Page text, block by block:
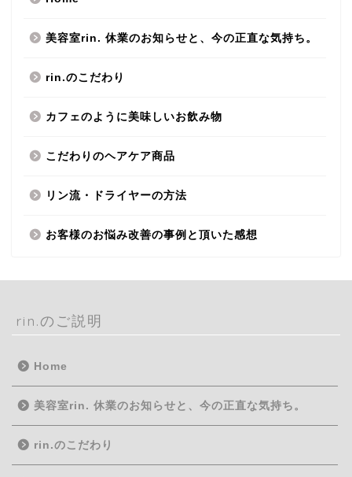
美容室rin. 休業のお知らせと、今の正直な気持ち。
rin.のこだわり
カフェのように美味しいお飲み物
こだわりのヘアケア商品
リン流・ドライヤーの方法
お客様のお悩み改善の事例と頂いた感想
rin.のご説明
Home
美容室rin. 休業のお知らせと、今の正直な気持ち。
rin.のこだわり